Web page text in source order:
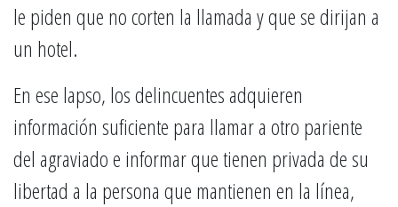
le piden que no corten la llamada y que se dirijan a
un hotel.
En ese lapso, los delincuentes adquieren
información suficiente para llamar a otro pariente
del agraviado e informar que tienen privada de su
libertad a la persona que mantienen en la línea,